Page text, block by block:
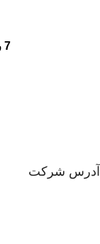
7 روز هفته از ساعت 9 الی 22
آدرس شرکت